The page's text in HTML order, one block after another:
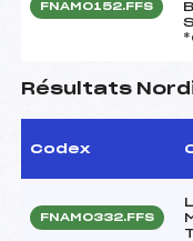
FNAM0152.FFS
Résultats
Codex
FNAM0332.FFS